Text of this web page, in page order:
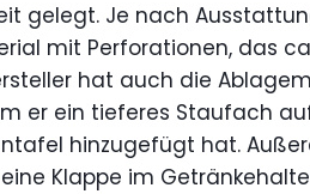
gelegt. Je nach
mit Perforationen, das
hat auch die
er ein tieferes Staufach
hinzugefügt hat.
Klappe im